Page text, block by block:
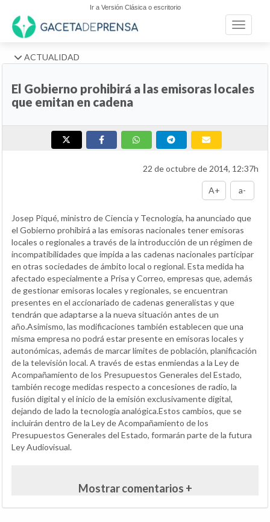
Ir a Versión Clásica o escritorio
Toggle
ACTUALIDAD
El Gobierno prohibirá a las emisoras locales
que emitan en cadena
22 de octubre de 2014, 12:37h
A+ a-
Josep Piqué, ministro de Ciencia y Tecnología, ha anunciado que
el Gobierno prohibirá a las emisoras nacionales tener emisoras
locales o regionales a través de la introducción de un régimen de
incompatibilidades que impida a las cadenas nacionales participar
en otras sociedades de ámbito local o regional. Esta medida ha
afectado especialmente a Prisa y Correo, empresas que, además
de gestionar emisoras locales y regionales, se encuentran
presentes en el accionariado de cadenas generalistas y que
tendrán que adaptarse a la nueva situación antes de un
año.Asimismo, las modificaciones también establecen que una
misma empresa no podrá estar presente en emisoras locales y
autonómicas, además de marcar límites de población, planificación
de la televisión local. A través de estas enmiendas a la Ley de
Acompañamiento de los Presupuestos Generales del Estado,
también recoge medidas respecto a concesiones de radio, la
fusión digital y el inicio de la emisión exclusivamente digital,
dejando de lado la tecnología analógica.Estos cambios, que se
incluirán dentro de la Ley de Acompañamiento de los
Presupuestos Generales del Estado, formarán parte de la futura
Ley Audiovisual.
Mostrar comentarios +